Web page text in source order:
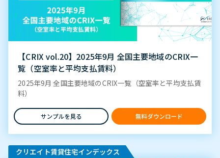
【CRIX vol.20】2025年9月 全国主要地域のCRIX一
覧（空室率と平均支払賃料）
2025年9月 全国主要地域のCRIX一覧（空室率と平均支払賃
料）
サンプルを見る 無料ダウンロード
クリエイト賃貸住宅インデックス